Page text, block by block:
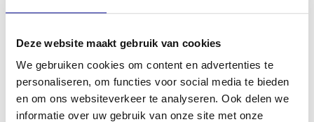
Deze website maakt gebruik van cookies
We gebruiken cookies om content en advertenties te
personaliseren, om functies voor social media te bieden
en om ons websiteverkeer te analyseren. Ook delen we
informatie over uw gebruik van onze site met onze
TOEVOEGEN AAN OFFERTE
PROFESSIONEEL
FITNESSAPPARATUUR
STANDAARD ÉÉN JAAR
GARANTIE